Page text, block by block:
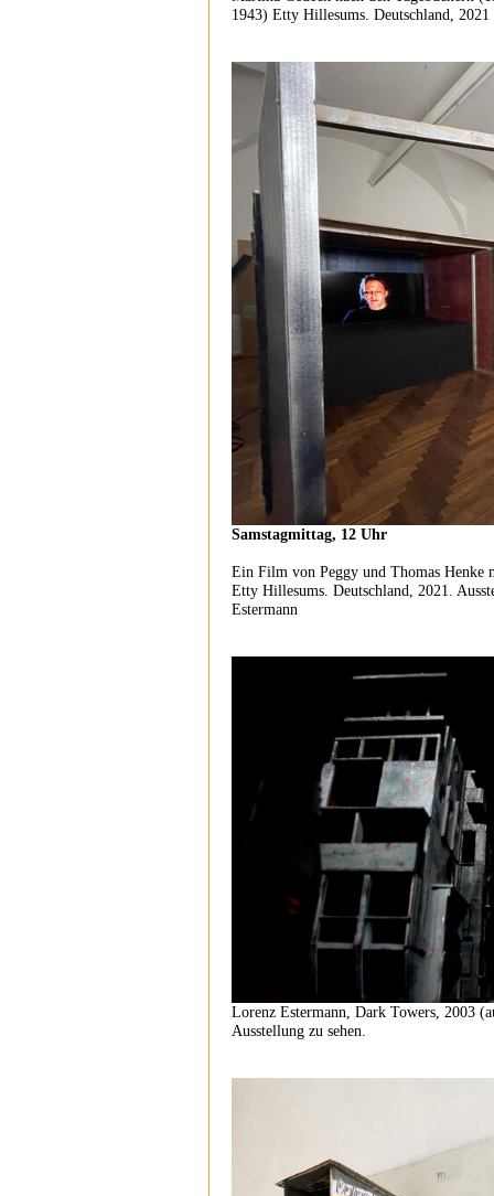
1943) Etty Hillesums. Deutschland, 2021
Samstagmittag, 12 Uhr
Ein Film von Peggy und Thomas Henke
Etty Hillesums. Deutschland, 2021.
Estermann
Lorenz Estermann, Dark Towers, 2003
Ausstellung zu sehen.